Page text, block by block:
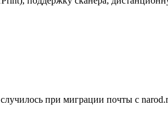
при миграции почты с